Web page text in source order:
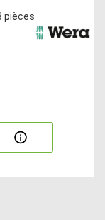
pièces